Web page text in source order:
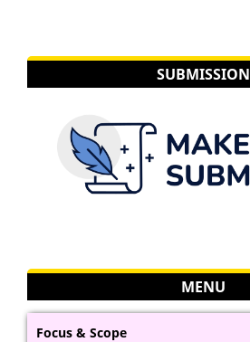
SUBMISSION
MENU
Focus & Scope